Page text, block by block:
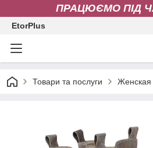
ПРАЦЮЄМО ПІД
EtorPlus
Товари та послуги Женская